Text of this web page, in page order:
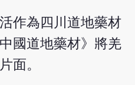
作為四川道地藥材
國道地藥材》將羌
面。